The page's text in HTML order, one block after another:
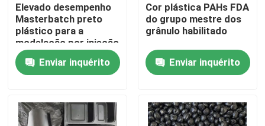
Contacte-nos
Solicite um orçamento
Matéria prima plástica dos grânulo
Elevado desempenho
Masterbatch preto
plástico para a
modelação por injeção
Enviar inquérito
Cor plástica PAHs FDA
do grupo mestre dos
grânulo habilitado
Enviar inquérito